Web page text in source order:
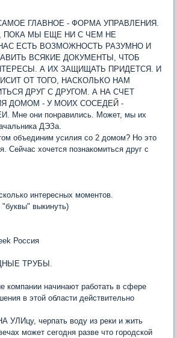
ГЛАВНОЕ - ФОРМА УПРАВЛЕНИЯ.
ПОКА МЫ ЕЩЕ НИ С ЧЕМ НЕ
ЕСТЬ ВОЗМОЖНОСТЬ РАЗУМНО И
ВСЯКИЕ ДОКУМЕНТЫ, ЧТОБ
А ИХ ЗАЩИЩАТЬ ПРИДЕТСЯ. И
ОТ ТОГО, НАСКОЛЬКО НАМ
ДРУГ С ДРУГОМ. А НА СЧЕТ
ДОМОМ - У МОИХ СОСЕДЕЙ -
они понравились. Может, мы их
ДЭЗа.
объединим усилия со 2 домом? Но это
Сейчас хочется познакомиться друг с
интересных моментов.
выкинуть)
Россия
ТРУБЫ.
компании начинают работать в сфере
в этой области действительно
черпать воду из реки и жить
может сегодня разве что городской